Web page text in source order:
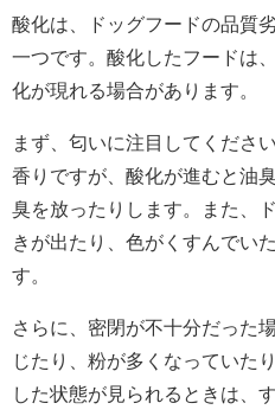
酸化は、ドッグフードの品質
一つです。酸化したフードは
化が現れる場合があります。
まず、匂いに注目してくださ
香りですが、酸化が進むと油
臭を放ったりします。また、
きが出たり、色がくすんでい
す。
さらに、密閉が不十分だった
じたり、粉が多くなっていた
した状態が見られるときは、